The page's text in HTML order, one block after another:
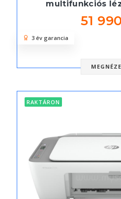
multifunkciós
51
3 év garancia
RAKTÁRON